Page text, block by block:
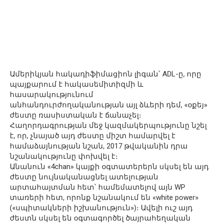
Ամերիկյան հակադիֆիմացիոն լիգան՝ ADL-ը, որը
պայքարում է հակասեմիտիզմի և
հասարակությունում
անհանդուրժողականության այլ ձևերի դեմ, «օքեյ»
ժեստը ռասիստական է ճանաչել։
Հաղորդագրության մեջ կազմակերպությունը նշել
է, որ, չնայած այդ ժեստը միշտ համարվել է
համաձայնության նշան, 2017 թվականին դրա
նշանակությունը փոխվել է։
Անանուն «4chan» կայքի օգտատերերն սկսել են այդ
ժեստը նույնականացնել ատելության
արտահայտման հետ՝ համեմատելով այն WP
տառերի հետ, որոնք նշանակում են «white power»
(«սպիտակների իշխանություն»)։ Ավելի ուշ այդ
ժեստն սկսել են օգտագործել ծայրահեղական